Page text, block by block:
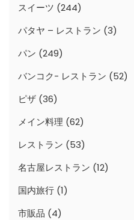
スイーツ (244)
パタヤ – レストラン (3)
パン (249)
バンコク- レストラン (52)
ピザ (36)
メイン料理 (62)
レストラン (53)
名古屋レストラン (12)
国内旅行 (1)
市販品 (4)